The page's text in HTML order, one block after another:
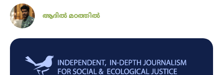
ആദിൽ മഠത്തിൽ